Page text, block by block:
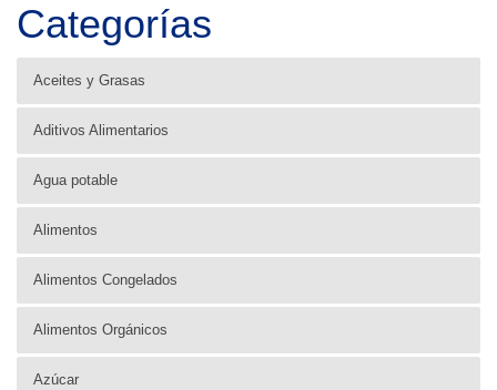
Categorías
Aceites y Grasas
Aditivos Alimentarios
Agua potable
Alimentos
Alimentos Congelados
Alimentos Orgánicos
Azúcar